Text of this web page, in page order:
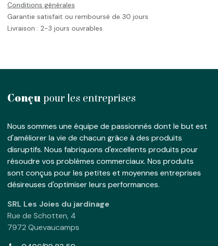
Conditions générales
Garantie satisfait ou remboursé de 30 jours
Livraison : 2-3 jours ouvrables
Conçu pour les entreprises
Nous sommes une équipe de passionnés dont le but est
d'améliorer la vie de chacun grâce à des produits
disruptifs. Nous fabriquons d'excellents produits pour
résoudre vos problèmes commerciaux. Nos produits
sont conçus pour les petites et moyennes entreprises
désireuses d'optimiser leurs performances.
SRL Les Joies du jardinage
Rue de Schotten, 4
7972 Quevaucamps